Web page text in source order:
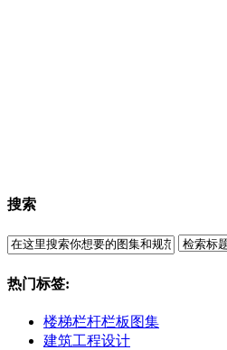
搜索
热门标签:
楼梯栏杆栏板图集
建筑工程设计